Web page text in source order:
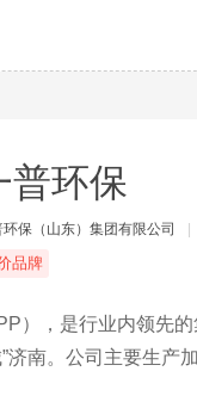
普环保
环保（山东）集团有限公司
品牌
），是行业内领先
南。公司主要生产